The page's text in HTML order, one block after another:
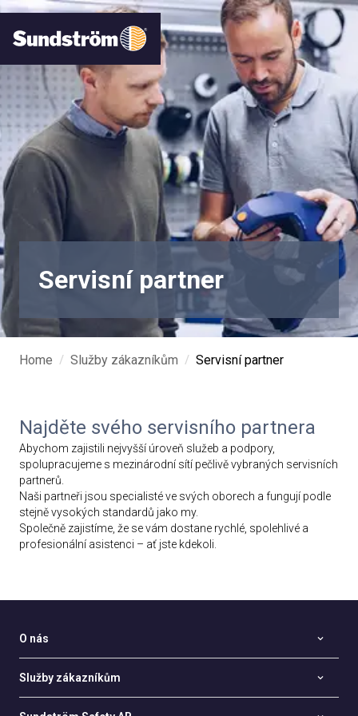
Servisní partner
Home / Služby zákazníkům / Servisní partner
Najděte svého servisního partnera
Abychom zajistili nejvyšší úroveň služeb a podpory,
spolupracujeme s mezinárodní sítí pečlivě vybraných servisních
partnerů.
Naši partneři jsou specialisté ve svých oborech a fungují podle
stejně vysokých standardů jako my.
Společně zajistíme, že se vám dostane rychlé, spolehlivé a
profesionální asistenci – ať jste kdekoli.
O nás
Služby zákazníkům